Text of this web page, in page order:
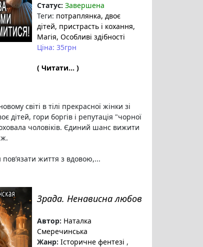
Статус: Завершена
Теги: потраплянка, двоє
дітей, пристрасть і кохання,
Магія, Особливі здібності
Ціна: 35грн
( Читати... )
світі в тілі прекрасної жінки зі
дітей, гори боргів і репутація "чорної
чоловіків. Єдиний шанс вижити
життя з вдовою,...
Зрада. Ненависна любов
Автор: Наталка
Смеречинська
Жанр: Історичне фентезі ,